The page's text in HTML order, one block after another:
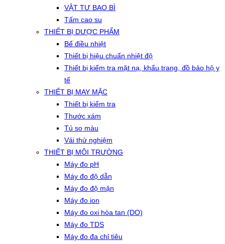
VẬT TƯ BAO BÌ
Tấm cao su
THIẾT BỊ DƯỢC PHẨM
Bể điều nhiệt
Thiết bị hiệu chuẩn nhiệt độ
Thiết bị kiểm tra mặt nạ, khẩu trang, đồ bảo hộ y
tế
THIẾT BỊ MAY MẶC
Thiết bị kiểm tra
Thước xám
Tủ so màu
Vải thử nghiệm
THIẾT BỊ MÔI TRƯỜNG
Máy đo pH
Máy đo độ dẫn
Máy đo độ mặn
Máy đo ion
Máy đo oxi hòa tan (DO)
Máy đo TDS
Máy đo đa chỉ tiêu